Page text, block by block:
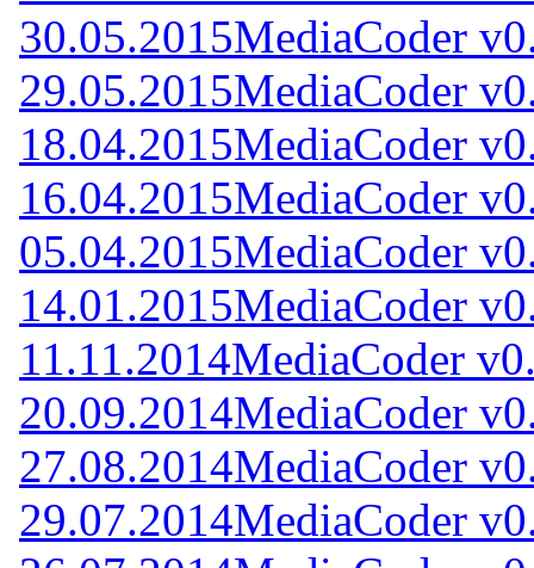
30.05.2015MediaCoder
29.05.2015MediaCoder
18.04.2015MediaCoder
16.04.2015MediaCoder
05.04.2015MediaCoder
14.01.2015MediaCoder
11.11.2014MediaCoder
20.09.2014MediaCoder
27.08.2014MediaCoder
29.07.2014MediaCoder